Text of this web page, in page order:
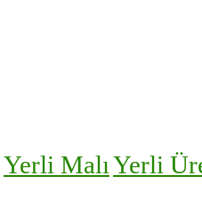
Yerli MalıYerli